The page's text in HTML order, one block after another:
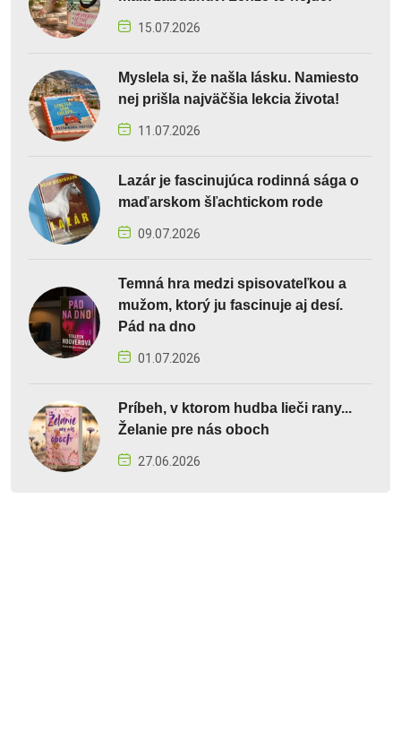
15.07.2026
Myslela si, že našla lásku. Namiesto
nej prišla najväčšia lekcia života!
11.07.2026
Lazár je fascinujúca rodinná sága o
maďarskom šľachtickom rode
09.07.2026
Temná hra medzi spisovateľkou a
mužom, ktorý ju fascinuje aj desí.
Pád na dno
01.07.2026
Príbeh, v ktorom hudba lieči rany...
Želanie pre nás oboch
27.06.2026